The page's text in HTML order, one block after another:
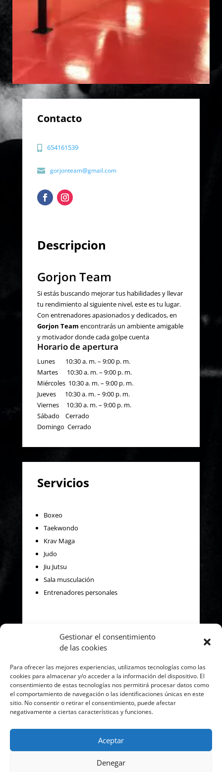
Gestionar el consentimiento
de las cookies
Para ofrecer las mejores experiencias, utilizamos tecnologías como las
cookies para almacenar y/o acceder a la información del dispositivo. El
consentimiento de estas tecnologías nos permitirá procesar datos como
el comportamiento de navegación o las identificaciones únicas en este
sitio. No consentir o retirar el consentimiento, puede afectar
negativamente a ciertas características y funciones.
Aceptar
Denegar
Contacto
654161539
gorjonteam@gmail.com
Descripcion
Gorjon Team
Si estás buscando mejorar tus habilidades y llevar
tu rendimiento al siguiente nivel, este es tu lugar.
Con entrenadores apasionados y dedicados, en
Gorjon Team encontrarás un ambiente amigable
y motivador donde cada golpe cuenta
Horario de apertura
Lunes 10:30 a. m. – 9:00 p. m.
Martes 10:30 a. m. – 9:00 p. m.
Miércoles 10:30 a. m. – 9:00 p. m.
Jueves 10:30 a. m. – 9:00 p. m.
Viernes 10:30 a. m. – 9:00 p. m.
Sábado Cerrado
Domingo Cerrado
Servicios
Boxeo
Taekwondo
Krav Maga
Judo
Jiu Jutsu
Sala musculación
Entrenadores personales
Mapa
marketing y permitir este contenido